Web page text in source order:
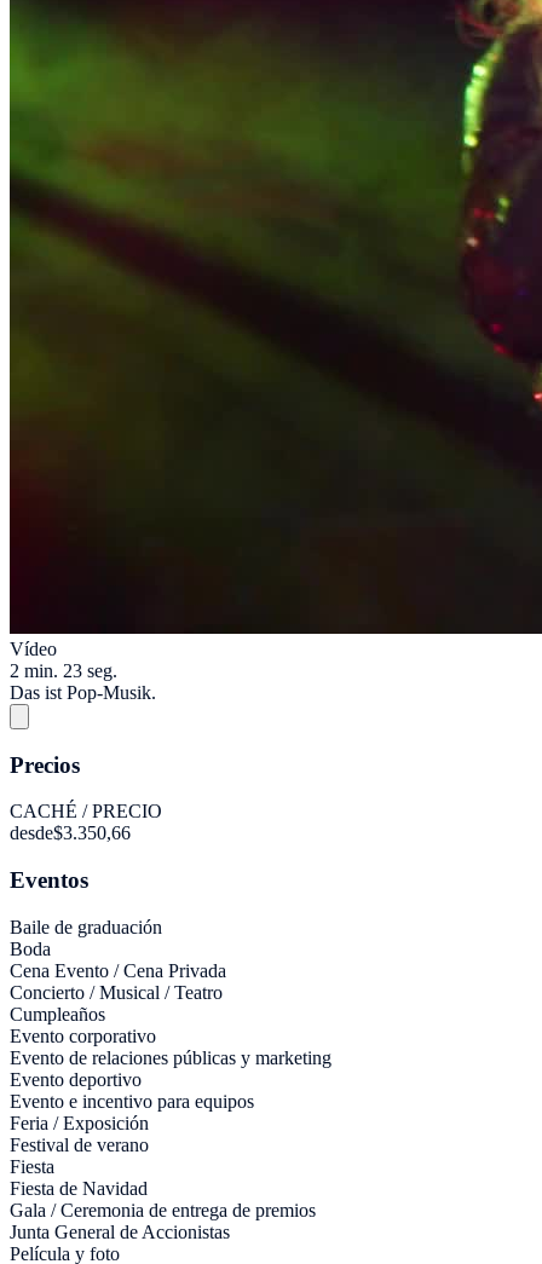
Vídeo
2 min. 23 seg.
Das ist Pop-Musik.
Precios
CACHÉ / PRECIO
desde$3.350,66
Eventos
Baile de graduación
Boda
Cena Evento / Cena Privada
Concierto / Musical / Teatro
Cumpleaños
Evento corporativo
Evento de relaciones públicas y marketing
Evento deportivo
Evento e incentivo para equipos
Feria / Exposición
Festival de verano
Fiesta
Fiesta de Navidad
Gala / Ceremonia de entrega de premios
Junta General de Accionistas
Película y foto